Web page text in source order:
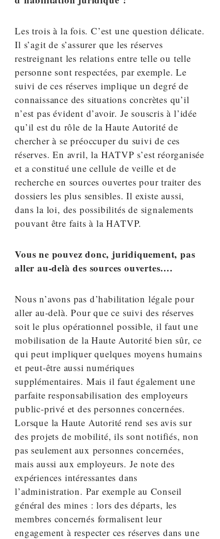
Les trois à la fois. C’est une question délicate.
Il s’agit de s’assurer que les réserves
restreignant les relations entre telle ou telle
personne sont respectées, par exemple. Le
suivi de ces réserves implique un degré de
connaissance des situations concrètes qu’il
n’est pas évident d’avoir. Je souscris à l’idée
qu’il est du rôle de la Haute Autorité de
chercher à se préoccuper du suivi de ces
réserves. En avril, la HATVP s’est réorganisée
et a constitué une cellule de veille et de
recherche en sources ouvertes pour traiter des
dossiers les plus sensibles. Il existe aussi,
dans la loi, des possibilités de signalements
pouvant être faits à la HATVP.
Vous ne pouvez donc, juridiquement, pas
aller au-delà des sources ouvertes….
Nous n’avons pas d’habilitation légale pour
aller au-delà. Pour que ce suivi des réserves
soit le plus opérationnel possible, il faut une
mobilisation de la Haute Autorité bien sûr, ce
qui peut impliquer quelques moyens humains
et peut-être aussi numériques
supplémentaires. Mais il faut également une
parfaite responsabilisation des employeurs
public-privé et des personnes concernées.
Lorsque la Haute Autorité rend ses avis sur
des projets de mobilité, ils sont notifiés, non
pas seulement aux personnes concernées,
mais aussi aux employeurs. Je note des
expériences intéressantes dans
l’administration. Par exemple au Conseil
général des mines : lors des départs, les
membres concernés formalisent leur
engagement à respecter ces réserves dans une